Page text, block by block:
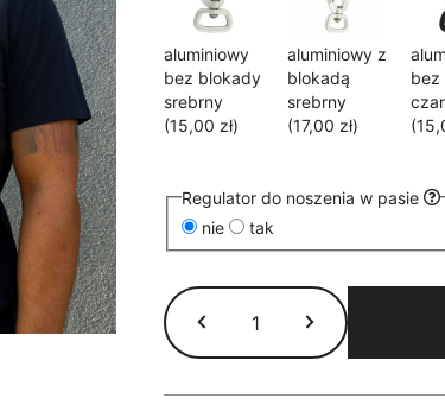
aluminiowy
bez blokady
srebrny
(15,00 zł)
aluminiowy z
blokadą
srebrny
(17,00 zł)
bez
Regulator do noszenia w pasie
nie
tak
Smycz
przepinana
wodoodporna